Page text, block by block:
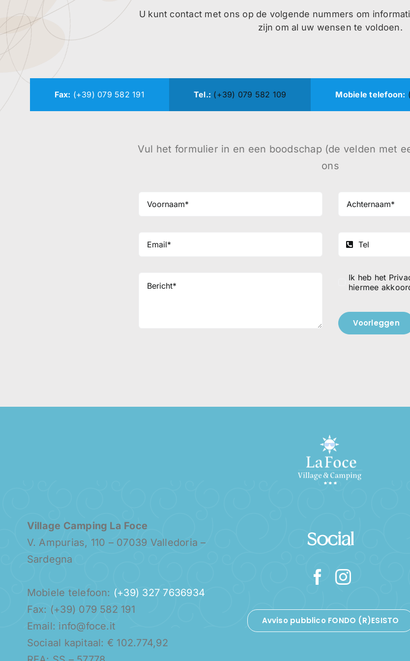
U kunt contact met ons op de volgende nummers om
zijn om al uw wensen te voldoen.
Fax: (+39) 079 582 191 Tel.: (+39) 079 582 109 Mobiele telefoon:
Vul het formulier in en een boodschap (de velden met
ons
Ik heb het
hiermee
Voorleggen
Village Camping La Foce
V. Ampurias, 110 – 07039 Valledoria –
Sardegna
Mobiele telefoon: (+39) 327 7636934
Fax: (+39) 079 582 191
Email: info@foce.it
Sociaal kapitaal: € 102.774,92
Social
Avviso pubblico FONDO (R)ESISTO